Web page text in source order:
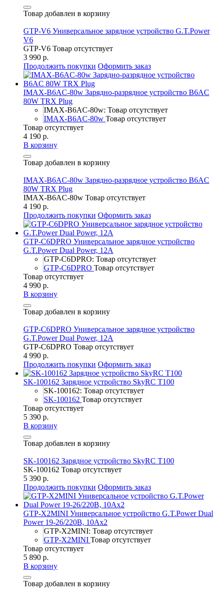
Товар добавлен в корзину
GTP-V6 Универсальное зарядное устройство G.T.Power
V6
GTP-V6 Товар отсутствует
3 990 р.
Продолжить покупки Оформить заказ
IMAX-B6AC-80w Зарядно-разрядное устройство B6AC
80W TRX Plug
IMAX-B6AC-80w: Товар отсутствует
IMAX-B6AC-80w Товар отсутствует
Товар отсутствует
4 190 р.
В корзину
Товар добавлен в корзину
IMAX-B6AC-80w Зарядно-разрядное устройство B6AC
80W TRX Plug
IMAX-B6AC-80w Товар отсутствует
4 190 р.
Продолжить покупки Оформить заказ
GTP-C6DPRO Универсальное зарядное устройство
G.T.Power Dual Power, 12A
GTP-C6DPRO: Товар отсутствует
GTP-C6DPRO Товар отсутствует
Товар отсутствует
4 990 р.
В корзину
Товар добавлен в корзину
GTP-C6DPRO Универсальное зарядное устройство
G.T.Power Dual Power, 12A
GTP-C6DPRO Товар отсутствует
4 990 р.
Продолжить покупки Оформить заказ
SK-100162 Зарядное устройство SkyRC T100
SK-100162: Товар отсутствует
SK-100162 Товар отсутствует
Товар отсутствует
5 390 р.
В корзину
Товар добавлен в корзину
SK-100162 Зарядное устройство SkyRC T100
SK-100162 Товар отсутствует
5 390 р.
Продолжить покупки Оформить заказ
GTP-X2MINI Универсальное устройство G.T.Power Dual
Power 19-26/220В, 10Aх2
GTP-X2MINI: Товар отсутствует
GTP-X2MINI Товар отсутствует
Товар отсутствует
5 890 р.
В корзину
Товар добавлен в корзину